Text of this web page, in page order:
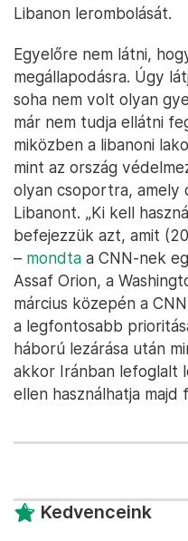
Libanon lerombolását.
Egyelőre nem látni,
megállapodásra. Úgy
soha nem volt olyan
már nem tudja ellátni
miközben a libanoni
mint az ország
olyan csoportra, amely
Libanont. „Ki kell
befejezzük azt, amit
– mondta a CNN-nek
Assaf Orion, a
március közepén a
a legfontosabb
háború lezárása után
akkor Iránban lefoglalt
ellen használhatja majd
Kedvenceink